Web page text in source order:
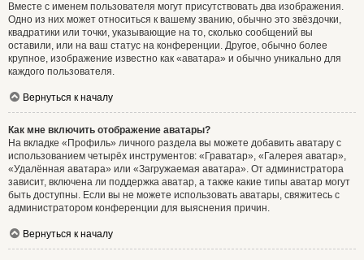
Вместе с именем пользователя могут присутствовать два изображения.
Одно из них может относиться к вашему званию, обычно это звёздочки,
квадратики или точки, указывающие на то, сколько сообщений вы
оставили, или на ваш статус на конференции. Другое, обычно более
крупное, изображение известно как «аватара» и обычно уникально для
каждого пользователя.
Вернуться к началу
Как мне включить отображение аватары?
На вкладке «Профиль» личного раздела вы можете добавить аватару с
использованием четырёх инструментов: «Граватар», «Галерея аватар»,
«Удалённая аватара» или «Загружаемая аватара». От администратора
зависит, включена ли поддержка аватар, а также какие типы аватар могут
быть доступны. Если вы не можете использовать аватары, свяжитесь с
администратором конференции для выяснения причин.
Вернуться к началу